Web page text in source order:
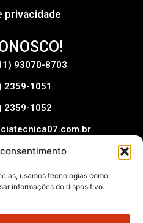
usamos tecnologias como
informações do dispositivo.
privacidade
93070-8703
2359-1051
2359-1052